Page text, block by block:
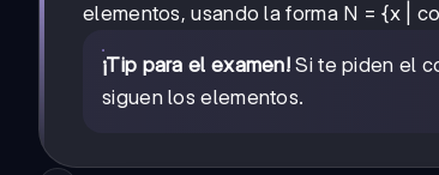
elementos, usando la forma N = {x |
¡Tip para el examen! Si te piden el
siguen los elementos.